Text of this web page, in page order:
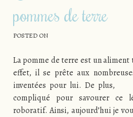
pommes de terre
POSTED ON
La pomme de terre est un aliment
effet, il se prête aux
inventées pour lui. De
compliqué pour savourer ce
roboratif. Ainsi, aujourd’hui je